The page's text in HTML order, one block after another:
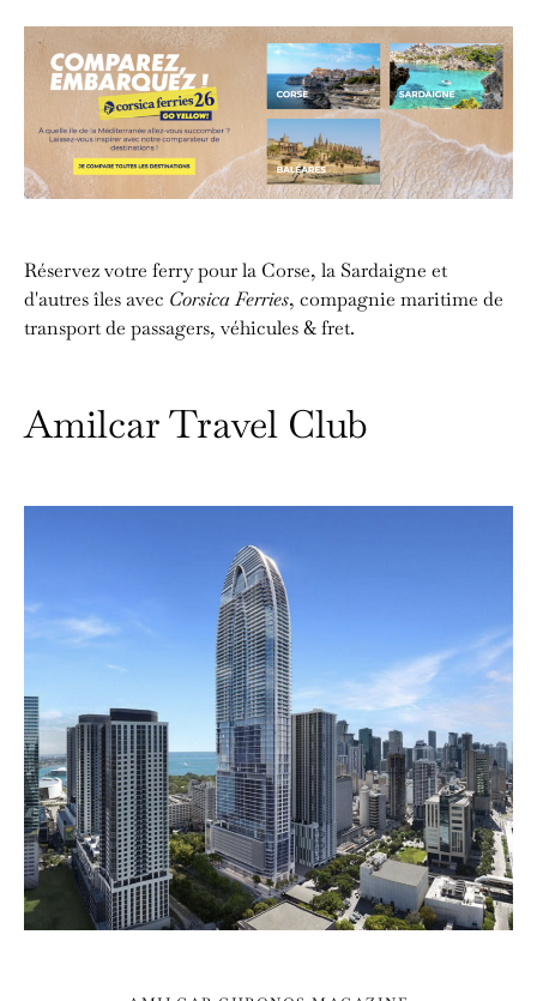
Réservez votre ferry pour la Corse, la Sardaigne et
d'autres îles avec Corsica Ferries, compagnie maritime de
transport de passagers, véhicules & fret.
Amilcar Travel Club